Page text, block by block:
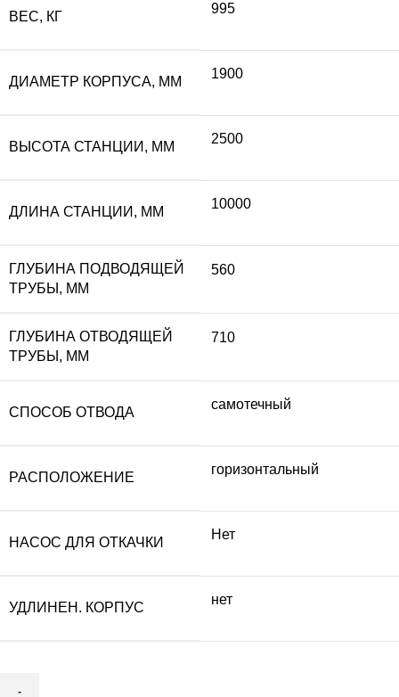
ВЕС, КГ
995
ДИАМЕТР КОРПУСА, ММ
1900
ВЫСОТА СТАНЦИИ, ММ
2500
ДЛИНА СТАНЦИИ, ММ
10000
ГЛУБИНА ПОДВОДЯЩЕЙ
ТРУБЫ, ММ
560
ГЛУБИНА ОТВОДЯЩЕЙ
ТРУБЫ, ММ
710
СПОСОБ ОТВОДА
самотечный
РАСПОЛОЖЕНИЕ
горизонтальный
НАСОС ДЛЯ ОТКАЧКИ
Нет
УДЛИНЕН. КОРПУС
нет